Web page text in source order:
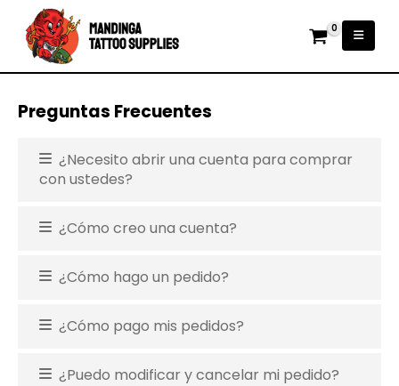
0
Preguntas Frecuentes
¿Necesito abrir una cuenta para comprar
con ustedes?
¿Cómo creo una cuenta?
¿Cómo hago un pedido?
¿Cómo pago mis pedidos?
¿Puedo modificar y cancelar mi pedido?